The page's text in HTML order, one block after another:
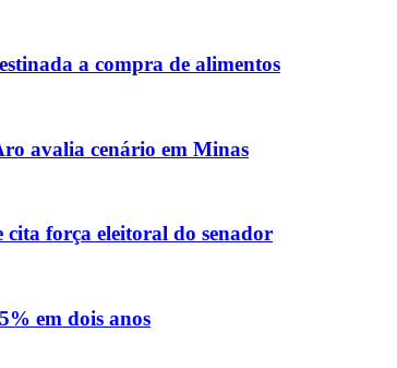
a compra de alimentos
avalia cenário em Minas
força eleitoral do senador
em dois anos